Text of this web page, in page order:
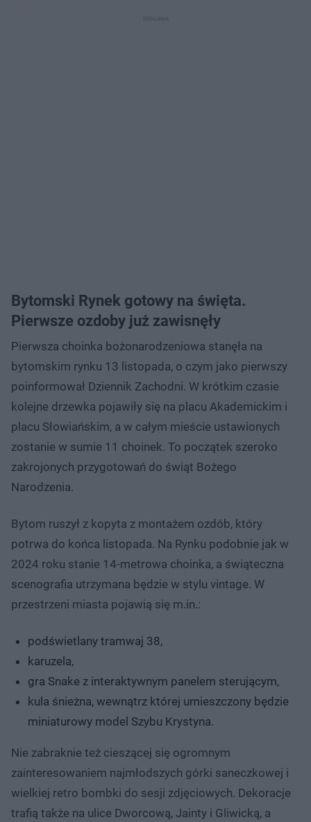
Bytomski Rynek gotowy na święta.
Pierwsze ozdoby już zawisnęły
Pierwsza choinka bożonarodzeniowa stanęła na
bytomskim rynku 13 listopada, o czym jako pierwszy
poinformował Dziennik Zachodni. W krótkim czasie
kolejne drzewka pojawiły się na placu Akademickim i
placu Słowiańskim, a w całym mieście ustawionych
zostanie w sumie 11 choinek. To początek szeroko
zakrojonych przygotowań do świąt Bożego
Narodzenia.
Bytom ruszył z kopyta z montażem ozdób, który
potrwa do końca listopada. Na Rynku podobnie jak w
2024 roku stanie 14-metrowa choinka, a świąteczna
scenografia utrzymana będzie w stylu vintage. W
przestrzeni miasta pojawią się m.in.:
podświetlany tramwaj 38,
karuzela,
gra Snake z interaktywnym panelem sterującym,
kula śnieżna, wewnątrz której umieszczony będzie
miniaturowy model Szybu Krystyna.
Nie zabraknie też cieszącej się ogromnym
zainteresowaniem najmłodszych górki saneczkowej i
wielkiej retro bombki do sesji zdjęciowych. Dekoracje
trafią także na ulice Dworcową, Jainty i Gliwicką, a